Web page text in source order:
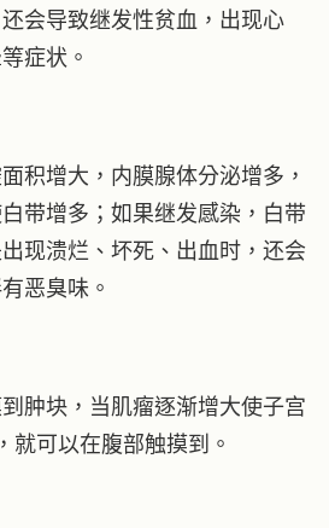
会导致继发性贫血，出现心
症状。
积增大，内膜腺体分泌增多，
带增多；如果继发感染，白带
现溃烂、坏死、出血时，还会
恶臭味。
肿块，当肌瘤逐渐增大使子宫
就可以在腹部触摸到。